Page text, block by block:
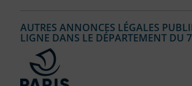
AUTRES ANNONCES LÉGALES
LIGNE DANS LE DÉPARTEMENT DU